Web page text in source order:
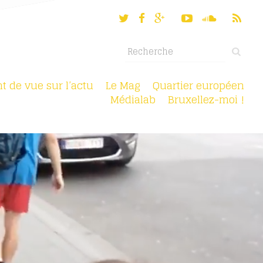
de vue sur l’actu Le Mag Quartier européen
Médialab Bruxellez-moi !